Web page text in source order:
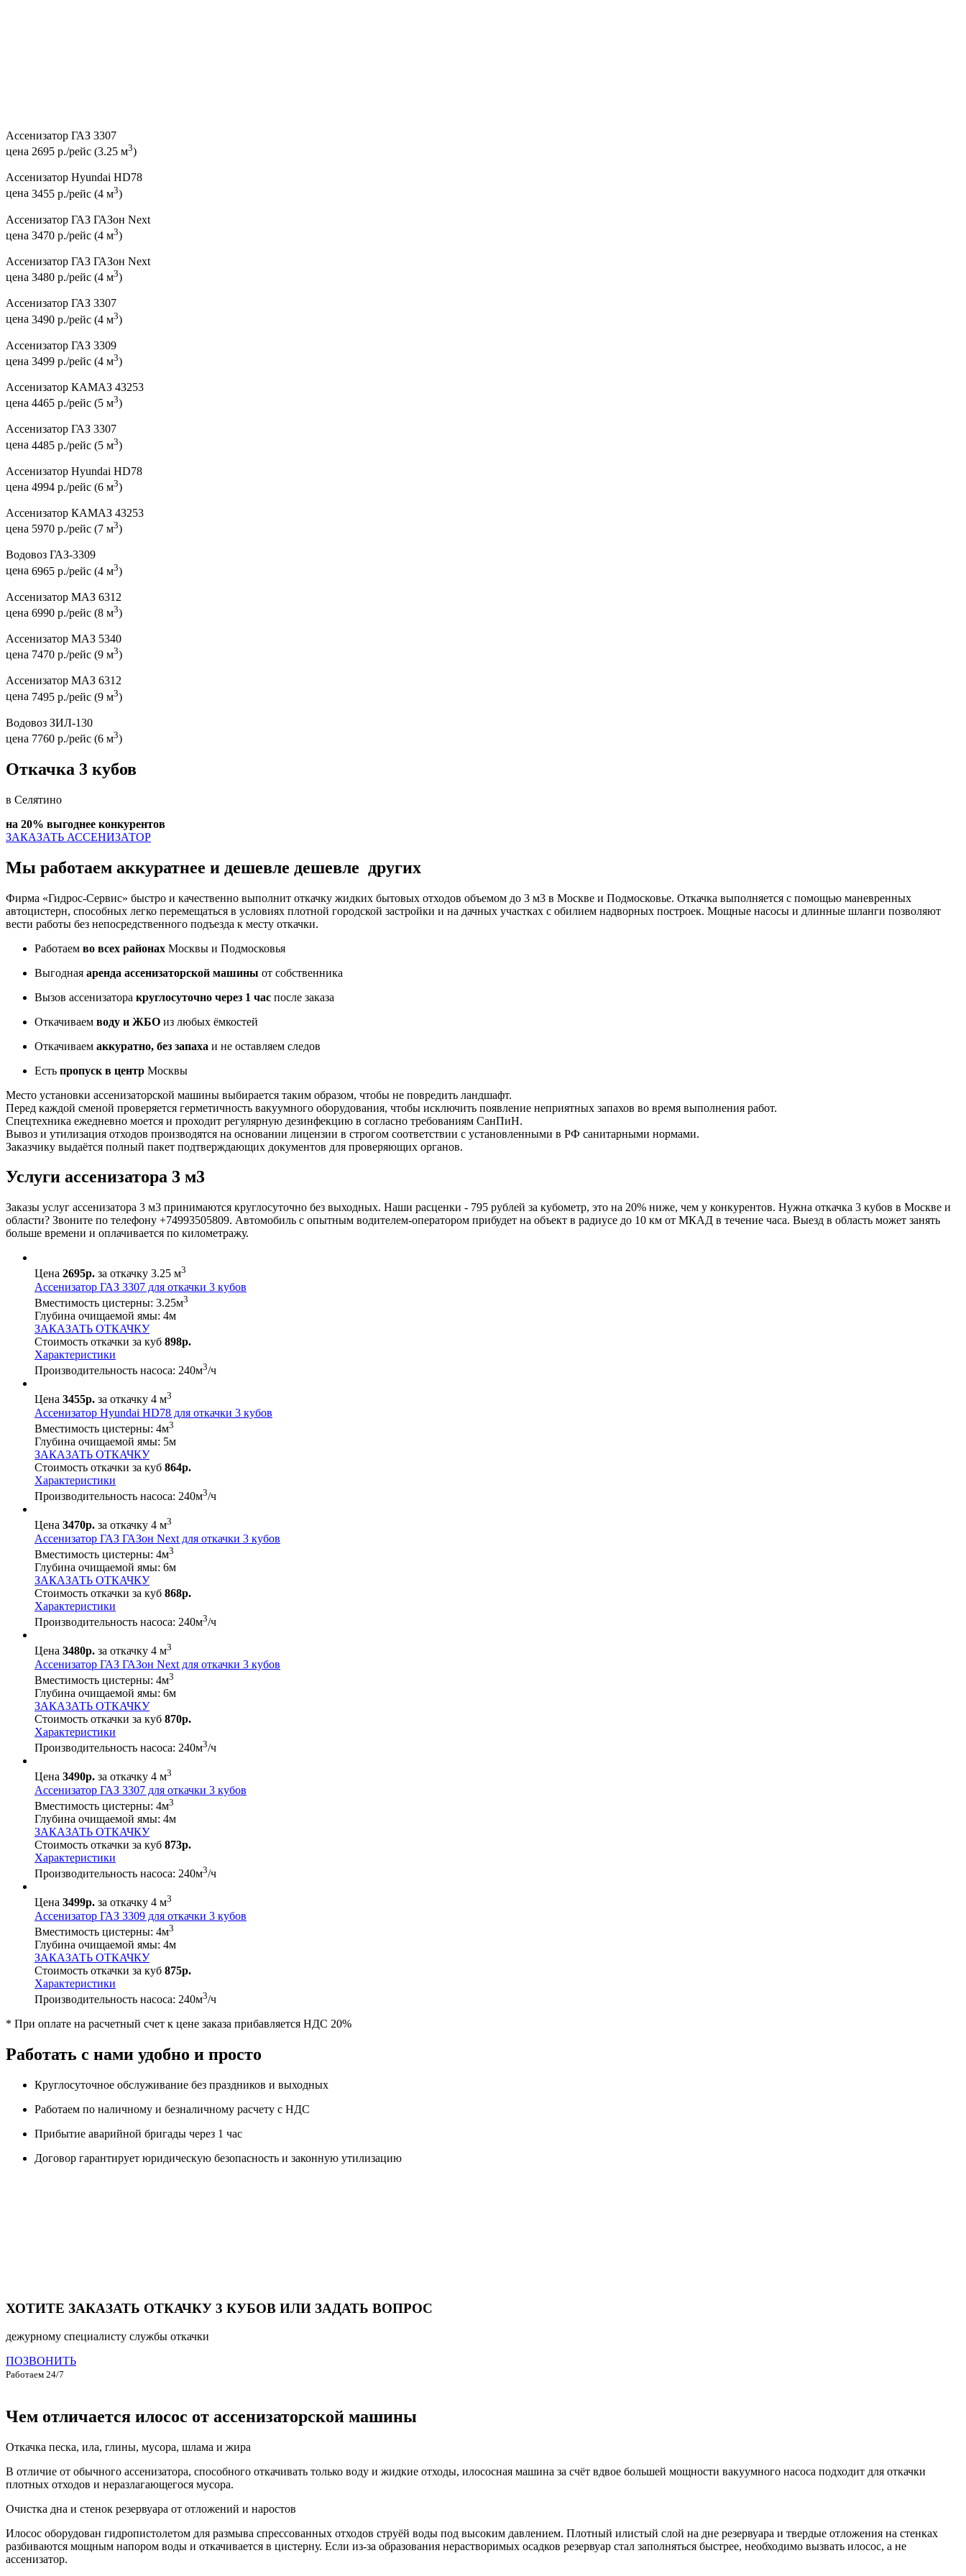
Ассенизатор ГАЗ 3307
цена 2695 р./рейс (3.25 м3)
Ассенизатор Hyundai HD78
цена 3455 р./рейс (4 м3)
Ассенизатор ГАЗ ГАЗон Next
цена 3470 р./рейс (4 м3)
Ассенизатор ГАЗ ГАЗон Next
цена 3480 р./рейс (4 м3)
Ассенизатор ГАЗ 3307
цена 3490 р./рейс (4 м3)
Ассенизатор ГАЗ 3309
цена 3499 р./рейс (4 м3)
Ассенизатор КАМАЗ 43253
цена 4465 р./рейс (5 м3)
Ассенизатор ГАЗ 3307
цена 4485 р./рейс (5 м3)
Ассенизатор Hyundai HD78
цена 4994 р./рейс (6 м3)
Ассенизатор КАМАЗ 43253
цена 5970 р./рейс (7 м3)
Водовоз ГАЗ-3309
цена 6965 р./рейс (4 м3)
Ассенизатор МАЗ 6312
цена 6990 р./рейс (8 м3)
Ассенизатор МАЗ 5340
цена 7470 р./рейс (9 м3)
Ассенизатор МАЗ 6312
цена 7495 р./рейс (9 м3)
Водовоз ЗИЛ-130
цена 7760 р./рейс (6 м3)
Откачка 3 кубов
в Селятино
на 20% выгоднее конкурентов
ЗАКАЗАТЬ АССЕНИЗАТОР
Мы работаем аккуратнее и дешевле дешевле других
Фирма «Гидрос-Сервис» быстро и качественно выполнит откачку жидких бытовых отходов объемом до 3 м3 в Москве и Подмосковье. Откачка выполняется с помощью маневренных
автоцистерн, способных легко перемещаться в условиях плотной городской застройки и на дачных участках с обилием надворных построек. Мощные насосы и длинные шланги позволяют
вести работы без непосредственного подъезда к месту откачки.
Работаем во всех районах Москвы и Подмосковья
Выгодная аренда ассенизаторской машины от собственника
Вызов ассенизатора круглосуточно через 1 час после заказа
Откачиваем воду и ЖБО из любых ёмкостей
Откачиваем аккуратно, без запаха и не оставляем следов
Есть пропуск в центр Москвы
Место установки ассенизаторской машины выбирается таким образом, чтобы не повредить ландшафт.
Перед каждой сменой проверяется герметичность вакуумного оборудования, чтобы исключить появление неприятных запахов во время выполнения работ.
Спецтехника ежедневно моется и проходит регулярную дезинфекцию в согласно требованиям СанПиН.
Вывоз и утилизация отходов производятся на основании лицензии в строгом соответствии с установленными в РФ санитарными нормами.
Заказчику выдаётся полный пакет подтверждающих документов для проверяющих органов.
Услуги ассенизатора 3 м3
Заказы услуг ассенизатора 3 м3 принимаются круглосуточно без выходных. Наши расценки - 795 рублей за кубометр, это на 20% ниже, чем у конкурентов. Нужна откачка 3 кубов в Москве и
области? Звоните по телефону +74993505809. Автомобиль с опытным водителем-оператором прибудет на объект в радиусе до 10 км от МКАД в течение часа. Выезд в область может занять
больше времени и оплачивается по километражу.
Цена 2695р. за откачку 3.25 м3
Ассенизатор ГАЗ 3307 для откачки 3 кубов
Вместимость цистерны: 3.25м3
Глубина очищаемой ямы: 4м
ЗАКАЗАТЬ ОТКАЧКУ
Стоимость откачки за куб 898р.
Характеристики
Производительность насоса: 240м3/ч
Цена 3455р. за откачку 4 м3
Ассенизатор Hyundai HD78 для откачки 3 кубов
Вместимость цистерны: 4м3
Глубина очищаемой ямы: 5м
ЗАКАЗАТЬ ОТКАЧКУ
Стоимость откачки за куб 864р.
Характеристики
Производительность насоса: 240м3/ч
Цена 3470р. за откачку 4 м3
Ассенизатор ГАЗ ГАЗон Next для откачки 3 кубов
Вместимость цистерны: 4м3
Глубина очищаемой ямы: 6м
ЗАКАЗАТЬ ОТКАЧКУ
Стоимость откачки за куб 868р.
Характеристики
Производительность насоса: 240м3/ч
Цена 3480р. за откачку 4 м3
Ассенизатор ГАЗ ГАЗон Next для откачки 3 кубов
Вместимость цистерны: 4м3
Глубина очищаемой ямы: 6м
ЗАКАЗАТЬ ОТКАЧКУ
Стоимость откачки за куб 870р.
Характеристики
Производительность насоса: 240м3/ч
Цена 3490р. за откачку 4 м3
Ассенизатор ГАЗ 3307 для откачки 3 кубов
Вместимость цистерны: 4м3
Глубина очищаемой ямы: 4м
ЗАКАЗАТЬ ОТКАЧКУ
Стоимость откачки за куб 873р.
Характеристики
Производительность насоса: 240м3/ч
Цена 3499р. за откачку 4 м3
Ассенизатор ГАЗ 3309 для откачки 3 кубов
Вместимость цистерны: 4м3
Глубина очищаемой ямы: 4м
ЗАКАЗАТЬ ОТКАЧКУ
Стоимость откачки за куб 875р.
Характеристики
Производительность насоса: 240м3/ч
* При оплате на расчетный счет к цене заказа прибавляется НДС 20%
Работать с нами удобно и просто
Круглосуточное обслуживание без праздников и выходных
Работаем по наличному и безналичному расчету с НДС
Прибытие аварийной бригады через 1 час
Договор гарантирует юридическую безопасность и законную утилизацию
ХОТИТЕ ЗАКАЗАТЬ ОТКАЧКУ 3 КУБОВ ИЛИ ЗАДАТЬ ВОПРОС
дежурному специалисту службы откачки
ПОЗВОНИТЬ
Работаем 24/7
Чем отличается илосос от ассенизаторской машины
Откачка песка, ила, глины, мусора, шлама и жира
В отличие от обычного ассенизатора, способного откачивать только воду и жидкие отходы, илососная машина за счёт вдвое большей мощности вакуумного насоса подходит для откачки
плотных отходов и неразлагающегося мусора.
Очистка дна и стенок резервуара от отложений и наростов
Илосос оборудован гидропистолетом для размыва спрессованных отходов струёй воды под высоким давлением. Плотный илистый слой на дне резервуара и твердые отложения на стенках
разбиваются мощным напором воды и откачивается в цистерну. Если из-за образования нерастворимых осадков резервуар стал заполняться быстрее, необходимо вызвать илосос, а не
ассенизатор.